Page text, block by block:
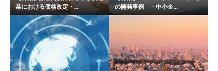
業における価格改定・...
の開発事例 －中小企...